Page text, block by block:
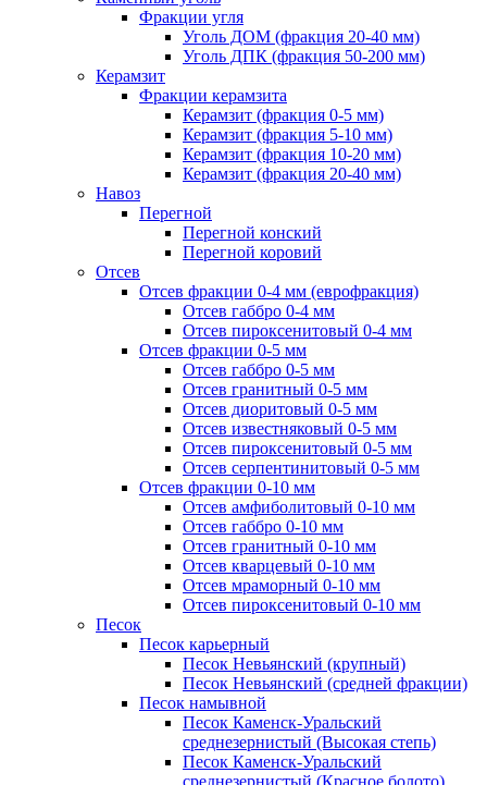
Фракции угля
Уголь ДОМ (фракция 20-40 мм)
Уголь ДПК (фракция 50-200 мм)
Керамзит
Фракции керамзита
Керамзит (фракция 0-5 мм)
Керамзит (фракция 5-10 мм)
Керамзит (фракция 10-20 мм)
Керамзит (фракция 20-40 мм)
Навоз
Перегной
Перегной конский
Перегной коровий
Отсев
Отсев фракции 0-4 мм (еврофракция)
Отсев габбро 0-4 мм
Отсев пироксенитовый 0-4 мм
Отсев фракции 0-5 мм
Отсев габбро 0-5 мм
Отсев гранитный 0-5 мм
Отсев диоритовый 0-5 мм
Отсев известняковый 0-5 мм
Отсев пироксенитовый 0-5 мм
Отсев серпентинитовый 0-5 мм
Отсев фракции 0-10 мм
Отсев амфиболитовый 0-10 мм
Отсев габбро 0-10 мм
Отсев гранитный 0-10 мм
Отсев кварцевый 0-10 мм
Отсев мраморный 0-10 мм
Отсев пироксенитовый 0-10 мм
Песок
Песок карьерный
Песок Невьянский (крупный)
Песок Невьянский (средней фракции)
Песок намывной
Песок Каменск-Уральский
среднезернистый (Высокая степь)
Песок Каменск-Уральский
среднезернистый (Красное болото)